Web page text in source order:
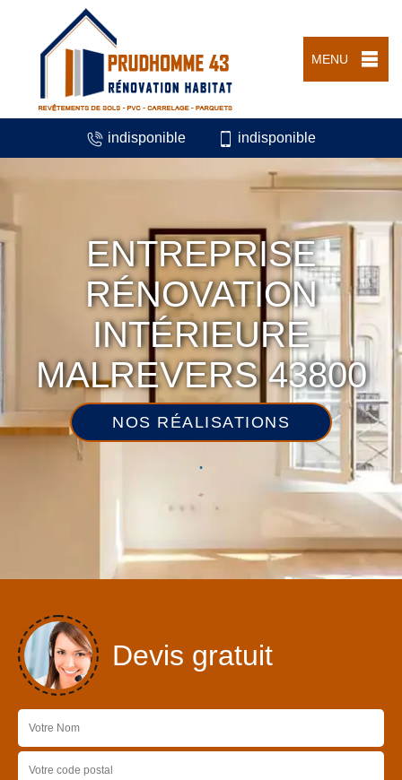
MENU
indisponible indisponible
ENTREPRISE
RÉNOVATION
INTÉRIEURE
MALREVERS 43800
NOS RÉALISATIONS
Devis gratuit